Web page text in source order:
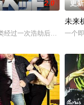
咒，其唯一的继承人顾
2.0
经过一次浩劫后，机战兵
更
未来
一个